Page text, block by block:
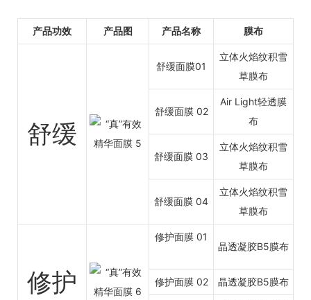
产品功效 产品图 产品名称 膜布
舒缓
舒缓面膜01
立体火焰纹积雪
草膜布
舒缓面膜 02
Air Light轻透膜
布
舒缓面膜 03
立体火焰纹积雪
草膜布
舒缓面膜 04
立体火焰纹积雪
草膜布
修护
修护面膜 01
晶透凝胶B5膜布
修护面膜 02 晶透凝胶B5膜布